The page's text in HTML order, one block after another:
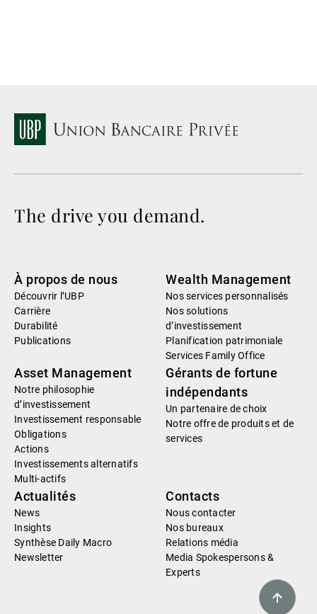
The drive you demand.
À propos de nous
Découvrir l’UBP
Carrière
Durabilité
Publications
Wealth Management
Nos services personnalisés
Nos solutions
d’investissement
Planification patrimoniale
Services Family Office
Asset Management
Notre philosophie
d’investissement
Investissement responsable
Obligations
Actions
Investissements alternatifs
Multi-actifs
Gérants de fortune
indépendants
Un partenaire de choix
Notre offre de produits et de
services
Actualités
News
Insights
Synthèse Daily Macro
Newsletter
Contacts
Nous contacter
Nos bureaux
Relations média
Media Spokespersons &
Experts